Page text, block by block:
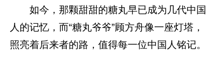
如今，那颗甜甜的糖丸早已成为几代中国
人的记忆，而“糖丸爷爷”顾方舟像一座灯塔，
照亮着后来者的路，值得每一位中国人铭记。